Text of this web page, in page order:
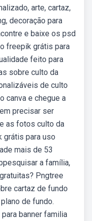
arte, cartaz,
decoração para
e baixe os psd
freepik grátis para
feito para
sobre culto da
de culto
canva e chegue a
precisar ser
as fotos culto da
grátis para uso
mais de 53
a família,
Pngtree
cartaz de fundo
de fundo.
banner familia